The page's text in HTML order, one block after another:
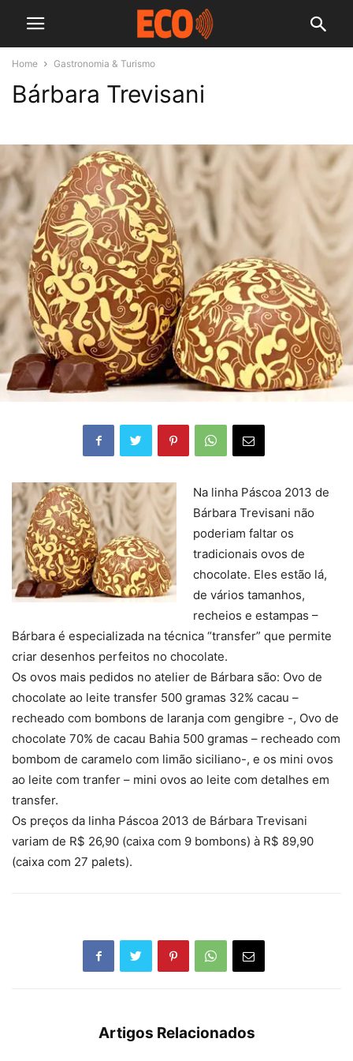
Home Gastronomia & Turismo
Bárbara Trevisani
Na linha Páscoa 2013 de
Bárbara Trevisani não
poderiam faltar os
tradicionais ovos de
chocolate. Eles estão lá,
de vários tamanhos,
recheios e estampas –
Bárbara é especializada na técnica “transfer” que permite
criar desenhos perfeitos no chocolate.
Os ovos mais pedidos no atelier de Bárbara são: Ovo de
chocolate ao leite transfer 500 gramas 32% cacau –
recheado com bombons de laranja com gengibre -, Ovo de
chocolate 70% de cacau Bahia 500 gramas – recheado com
bombom de caramelo com limão siciliano-, e os mini ovos
ao leite com tranfer – mini ovos ao leite com detalhes em
transfer.
Os preços da linha Páscoa 2013 de Bárbara Trevisani
variam de R$ 26,90 (caixa com 9 bombons) à R$ 89,90
(caixa com 27 palets).
Artigos Relacionados